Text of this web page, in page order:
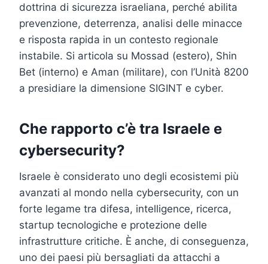
dottrina di sicurezza israeliana, perché abilita
prevenzione, deterrenza, analisi delle minacce
e risposta rapida in un contesto regionale
instabile. Si articola su Mossad (estero), Shin
Bet (interno) e Aman (militare), con l’Unità 8200
a presidiare la dimensione SIGINT e cyber.
Che rapporto c’è tra Israele e
cybersecurity?
Israele è considerato uno degli ecosistemi più
avanzati al mondo nella cybersecurity, con un
forte legame tra difesa, intelligence, ricerca,
startup tecnologiche e protezione delle
infrastrutture critiche. È anche, di conseguenza,
uno dei paesi più bersagliati da attacchi a